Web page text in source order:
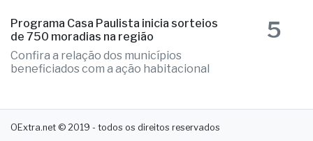
Programa Casa Paulista inicia sorteios
de 750 moradias na região
Confira a relação dos municípios
beneficiados com a ação habitacional
5
OExtra.net © 2019 - todos os direitos reservados